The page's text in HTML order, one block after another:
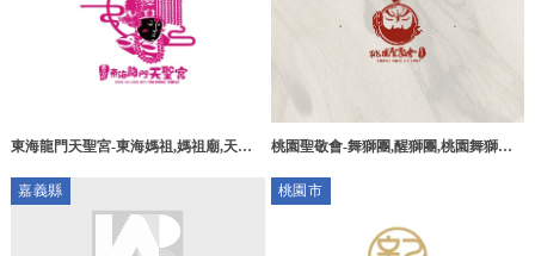
東海龍門天聖宮-東海媽祖,媽祖廟,天上
補財庫
桃園聖敬會-舞獅團,醒獅團,桃園舞獅團,
嘉義縣
桃園市